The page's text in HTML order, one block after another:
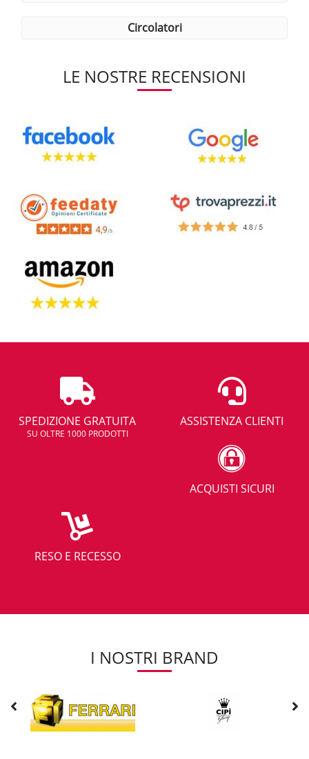
circolatori
LE NOSTRE RECENSIONI
SPEDIZIONE GRATUITA
SU OLTRE 1000 PRODOTTI
ASSISTENZA CLIENTI
ACQUISTI SICURI
RESO E RECESSO
I NOSTRI BRAND